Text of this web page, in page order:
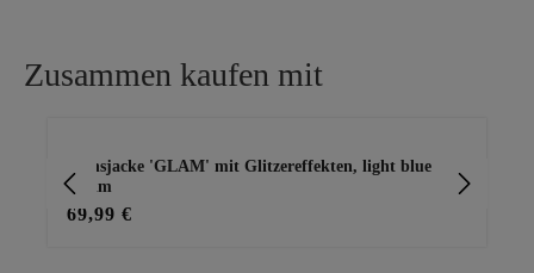
Zusammen kaufen mit
Jeansjacke 'GLAM' mit Glitzereffekten, light blue
denim
69,99 €